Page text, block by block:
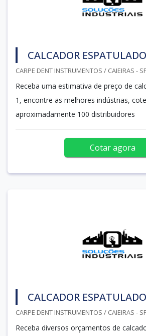
CALCADOR
CARPE DENT INSTRUMENTOS / CAIEIRAS -
Receba uma estimativa de preço de
1, encontre as melhores indústrias,
aproximadamente 100 distribuidores
Cotar agora
CALCADOR
CARPE DENT INSTRUMENTOS / CAIEIRAS -
Receba diversos orçamentos de